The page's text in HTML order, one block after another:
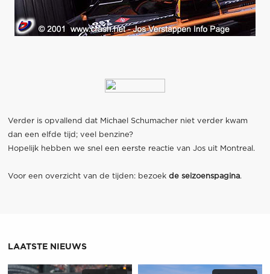
Verder is opvallend dat Michael Schumacher niet verder kwam
dan een elfde tijd; veel benzine?
Hopelijk hebben we snel een eerste reactie van Jos uit Montreal.
Voor een overzicht van de tijden: bezoek de seizoenspagina.
LAATSTE NIEUWS